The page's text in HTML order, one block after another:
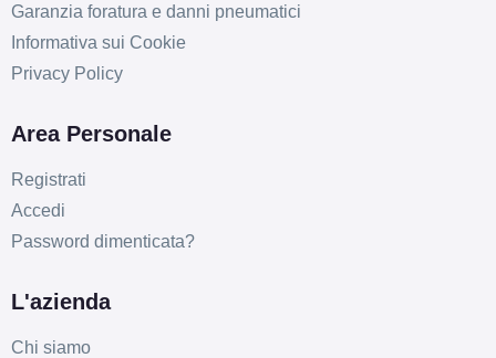
Garanzia foratura e danni pneumatici
Informativa sui Cookie
Privacy Policy
Area Personale
Registrati
Accedi
Password dimenticata?
L'azienda
Chi siamo